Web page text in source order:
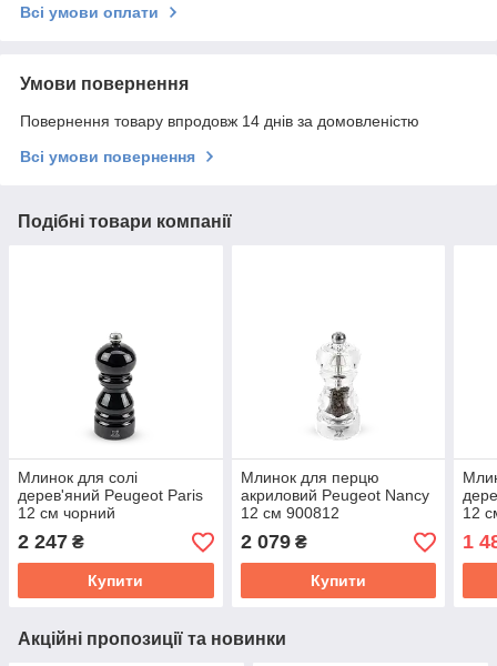
Всі умови оплати
Умови повернення
Повернення товару впродовж 14 днів за домовленістю
Всі умови повернення
Подібні товари компанії
Млинок для солі
дерев'яний Peugeot Paris
12 см чорний
1870412/SME
2 247 ₴
Купити
Млинок для перцю
акриловий Peugeot Nancy
12 см 900812
2 079₴
Купити
12
1
Акційні пропозиції та новинки